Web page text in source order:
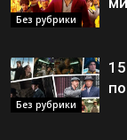
Без рубрики
Без рубрики